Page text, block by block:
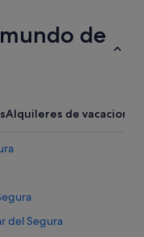
de
Alquileres de vacaciones
del Segura